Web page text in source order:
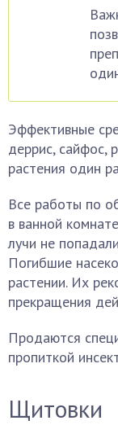
Эффективные
деррис, сайфос,
растения один
Все работы по
в ванной
лучи не
Погибшие
растении. Их
прекращения
Продаются
пропиткой
Щитовки